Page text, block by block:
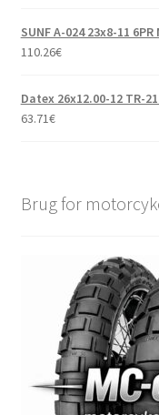
SUNF A-024 23x8-11
110.26€
Datex 26x12.00-12 TR-
63.71€
Brug for